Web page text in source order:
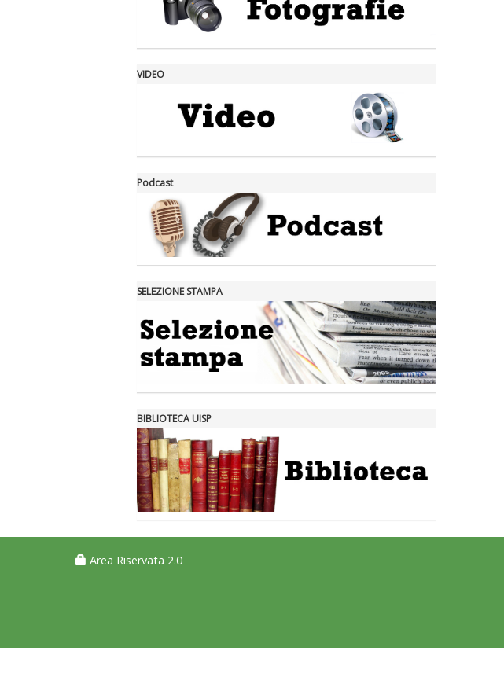
VIDEO
Podcast
SELEZIONE STAMPA
BIBLIOTECA UISP
Area Riservata 2.0